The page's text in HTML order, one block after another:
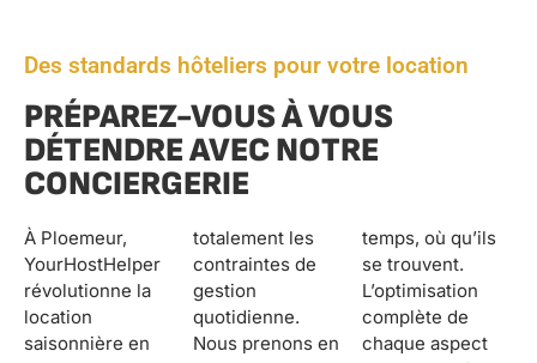
Des standards hôteliers pour votre location
PRÉPAREZ-VOUS À VOUS
DÉTENDRE AVEC NOTRE
CONCIERGERIE
À Ploemeur,
YourHostHelper
révolutionne la
location
saisonnière en
totalement les
contraintes de
gestion
quotidienne.
Nous prenons en
temps, où qu’ils
se trouvent.
L’optimisation
complète de
chaque aspect